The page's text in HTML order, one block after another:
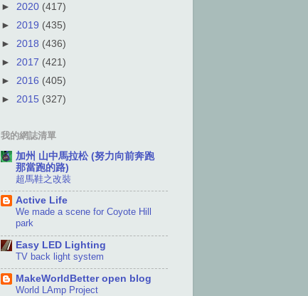
► 2020 (417)
► 2019 (435)
► 2018 (436)
► 2017 (421)
► 2016 (405)
► 2015 (327)
我的網誌清單
加州 山中馬拉松 (努力向前奔跑
那當跑的路)
超馬鞋之改裝
Active Life
We made a scene for Coyote Hill
park
Easy LED Lighting
TV back light system
MakeWorldBetter open blog
World LAmp Project